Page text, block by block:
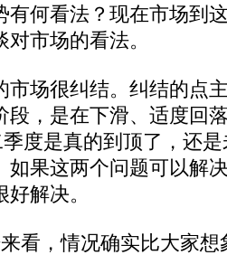
有何看法？现在市场到
市场的看法。
场很纠结。纠结的点
段，是在下滑、适度回
度是真的到顶了，还
如果这两个问题可以解
解决。
，情况确实比大家想